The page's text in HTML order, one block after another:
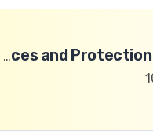
Community Services and Protection Technical Coordinator